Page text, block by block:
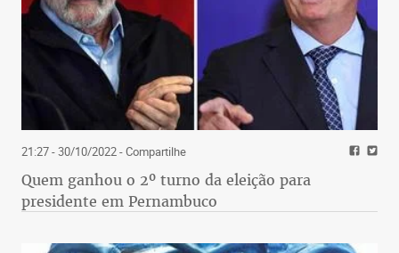
21:27 - 30/10/2022- Compartilhe
Quem ganhou o 2º turno da eleição para
presidente em Pernambuco